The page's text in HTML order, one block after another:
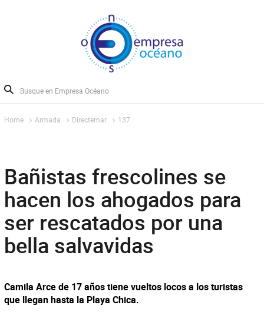
Home Armada Directemar 137
Bañistas frescolines se
hacen los ahogados para
ser rescatados por una
bella salvavidas
Camila Arce de 17 años tiene vueltos locos a los turistas
que llegan hasta la Playa Chica.